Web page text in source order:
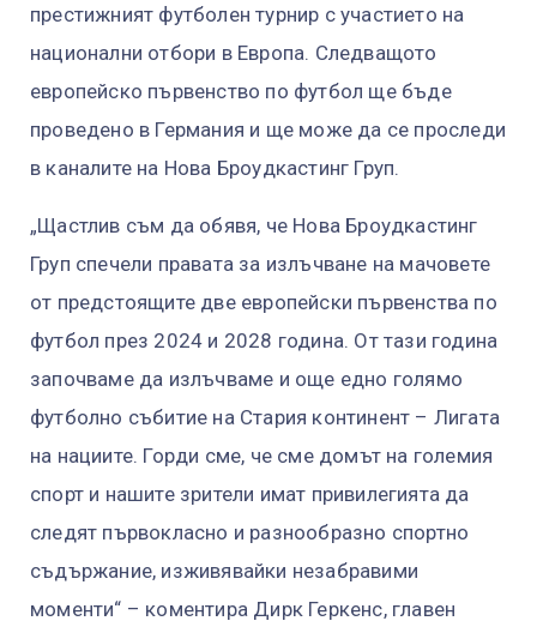
престижният футболен турнир с участието на
национални отбори в Европа. Следващото
европейско първенство по футбол ще бъде
проведено в Германия и ще може да се проследи
в каналите на Нова Броудкастинг Груп.
„Щастлив съм да обявя, че Нова Броудкастинг
Груп спечели правата за излъчване на мачовете
от предстоящите две европейски първенства по
футбол през 2024 и 2028 година. От тази година
започваме да излъчваме и още едно голямо
футболно събитие на Стария континент – Лигата
на нациите. Горди сме, че сме домът на големия
спорт и нашите зрители имат привилегията да
следят първокласно и разнообразно спортно
съдържание, изживявайки незабравими
моменти“ – коментира Дирк Геркенс, главен